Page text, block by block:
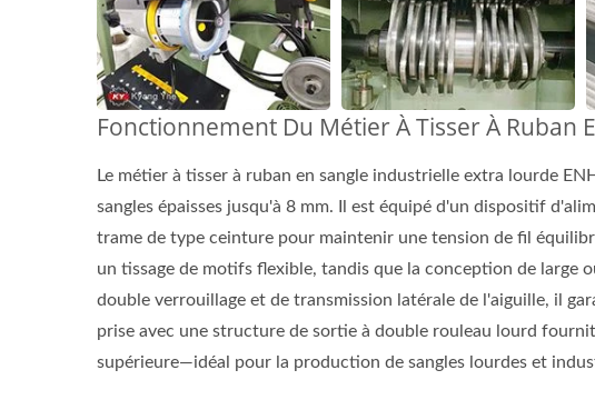
Fonctionnement Du Métier À Tisser À Ruban
Le métier à tisser à ruban en sangle industrielle extra lourde
sangles épaisses jusqu'à 8 mm. Il est équipé d'un dispositif
trame de type ceinture pour maintenir une tension de fil
un tissage de motifs flexible, tandis que la conception de large
double verrouillage et de transmission latérale de l'aiguille, il
prise avec une structure de sortie à double rouleau lourd
supérieure—idéal pour la production de sangles lourdes et
Série De Métiers À Tisser À
Aiguille
Série De